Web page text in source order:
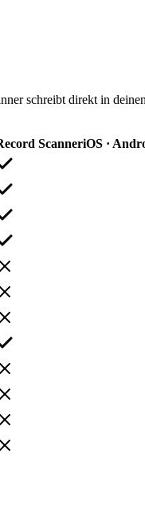
schreibt direkt in
ScanneriOS ·